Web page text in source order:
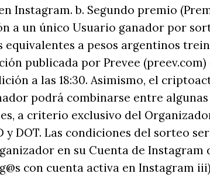
Instagram. b. Segundo premio
a un único Usuario ganador por
a pesos argentinos
publicada por Prevee
a las 18:30. Asimismo, el
podrá combinarse entre algunas
a criterio exclusivo del
y DOT. Las condiciones del sorteo
en su Cuenta de Instagram
con cuenta activa en Instagram